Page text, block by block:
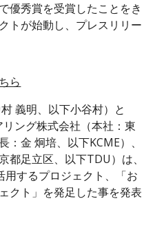
優秀賞を受賞したことをき
トが始動し、プレスリリー
ら
義明、以下小谷村）と
ング株式会社（本社：東
金 炯培、以下KCME）、
都足立区、以下TDU）は、
するプロジェクト、「お
クト」を発足した事を発表